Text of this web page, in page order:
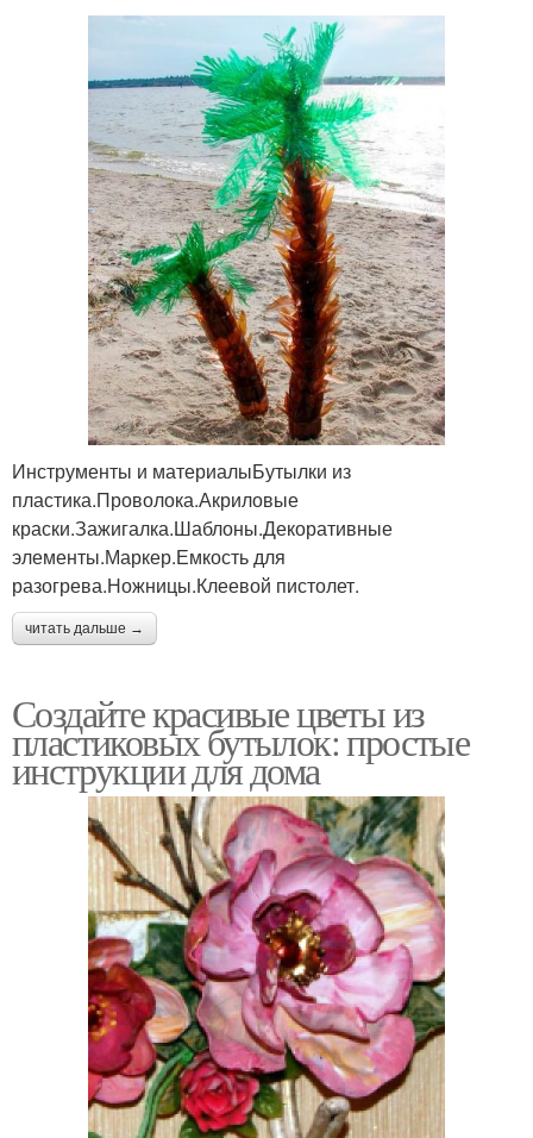
Инструменты и материалыБутылки из
пластика.Проволока.Акриловые
краски.Зажигалка.Шаблоны.Декоративные
элементы.Маркер.Емкость для
разогрева.Ножницы.Клеевой пистолет.
читать дальше →
Создайте красивые цветы из
пластиковых бутылок: простые
инструкции для дома